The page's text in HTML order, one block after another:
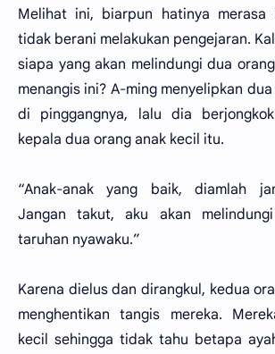
Melihat ini, biarpun hatinya merasa
tidak berani melakukan pengejaran.
siapa yang akan melindungi dua
menangis ini? A-ming menyelipkan
di pinggangnya, lalu dia
kepala dua orang anak kecil itu.
“Anak-anak yang baik, diamlah
Jangan takut, aku akan
taruhan nyawaku.”
Karena dielus dan dirangkul, kedua
menghentikan tangis mereka.
kecil sehingga tidak tahu betapa